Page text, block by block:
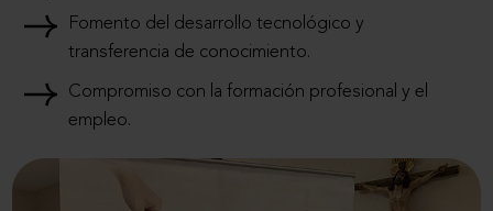
Fomento del desarrollo tecnológico y
transferencia de conocimiento.
Compromiso con la formación profesional y el
empleo.